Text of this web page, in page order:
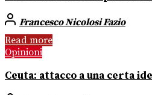
Francesco Nicolosi Fazio
Read more
Opinioni
Ceuta: attacco a una certa